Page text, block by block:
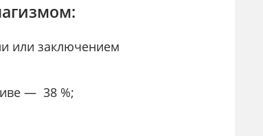
или заключением
— 38 %;